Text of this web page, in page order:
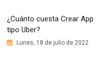
¿Cuánto cuesta Crear App
tipo Uber?
Lunes, 18 de julio de 2022